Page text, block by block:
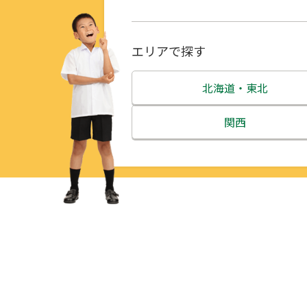
エリアで探す
北海道・東北
北海道
関西